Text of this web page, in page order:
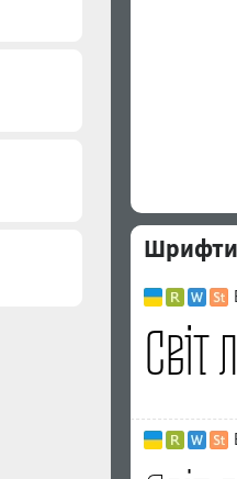
Шрифти